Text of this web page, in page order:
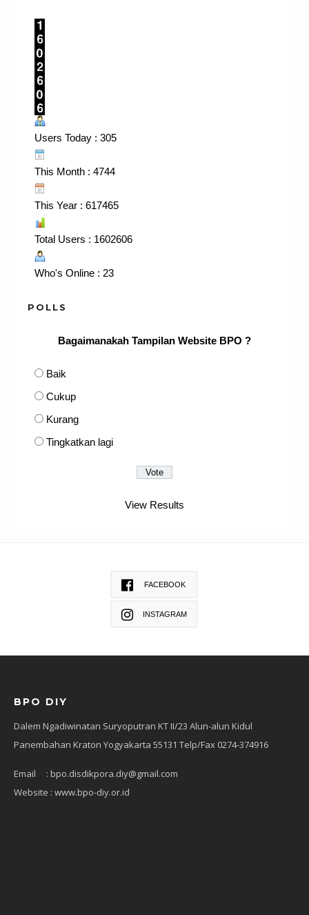
Users Today : 305
This Month : 4744
This Year : 617465
Total Users : 1602606
Who's Online : 23
POLLS
Bagaimanakah Tampilan Website BPO ?
Baik
Cukup
Kurang
Tingkatkan lagi
View Results
FACEBOOK
INSTAGRAM
BPO DIY
Dalem Ngadiwinatan Suryoputran KT II/23 Alun-alun Kidul
Panembahan Kraton Yogyakarta 55131 Telp/Fax 0274-374916
Email : bpo.disdikpora.diy@gmail.com
Website : www.bpo-diy.or.id